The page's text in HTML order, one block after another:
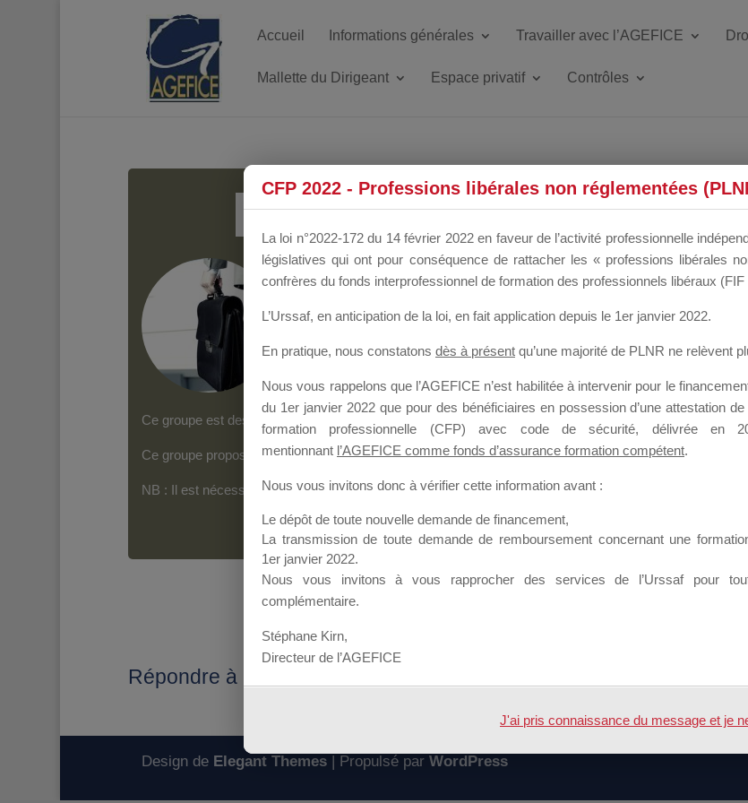
Accueil Informations générales Travailler avec l’AGEFICE
Mallette du Dirigeant Espace privatif Contrôles
MALLETTE DU
Groupe Public il y a un mois
Ce groupe est destiné aux Organismes de Formation qui souhaitent répondre à l’Appel à Propositions
Ce groupe propose un forum dédié au support sur lequel il est possible de laisser un message ou poser
NB : Il est nécessaire d’êtreinscrit(e)pour pouvoir rejoindre ce groupe
Répondre à : Réponse candidature "Mallette du Dirigeant" 2018
Design de Elegant Themes| Propulsé par WordPress
CFP 2022 - Professions libérales non réglementées
La loi n°2022-172 du 14 février 2022 en faveur de l’activité professionnelle
législatives qui ont pour conséquence de rattacher les « professions libérales
confrères du fonds interprofessionnel de formation des professionnels libéraux (FIF
L’Urssaf, en anticipation de la loi, en fait application depuis le 1er janvier 2022.
En pratique, nous constatons dès à présent qu’une majorité de PLNR ne relèvent
Nous vous rappelons que l’AGEFICE n’est habilitée à intervenir pour le
du 1er janvier 2022 que pour des bénéficiaires en possession d’une attestation
formation professionnelle (CFP) avec code de sécurité, délivrée en
mentionnant l’AGEFICE comme fonds d’assurance formation compétent.
Nous vous invitons donc à vérifier cette information avant :
Le dépôt de toute nouvelle demande de financement,
La transmission de toute demande de remboursement concernant une
1er janvier 2022.
Nous vous invitons à vous rapprocher des services de l’Urssaf pour
complémentaire.
Stéphane Kirn,
Directeur de l’AGEFICE
J'ai pris connaissance du message et je